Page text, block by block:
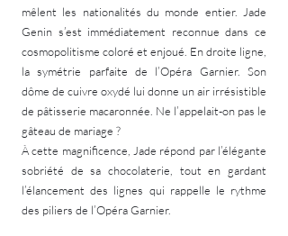
mêlent les nationalités du monde entier. Jade
Genin s’est immédiatement reconnue dans ce
cosmopolitisme coloré et enjoué. En droite ligne,
la symétrie parfaite de l’Opéra Garnier. Son
dôme de cuivre oxydé lui donne un air irrésistible
de pâtisserie macaronnée. Ne l’appelait-on pas le
gâteau de mariage ?
À cette magnificence, Jade répond par l’élégante
sobriété de sa chocolaterie, tout en gardant
l’élancement des lignes qui rappelle le rythme
des piliers de l’Opéra Garnier.